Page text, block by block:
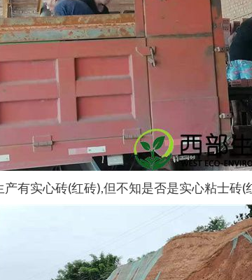
实心砖(红砖),但不知是否是实心粘士砖(